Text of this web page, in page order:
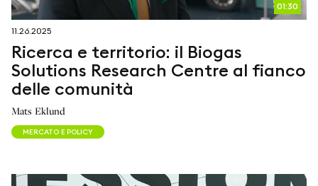
01:30
11.26.2025
Ricerca e territorio: il Biogas
Solutions Research Centre al fianco
delle comunità
Mats Eklund
MERCATO E POLICY